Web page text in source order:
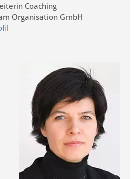
Coaching
Organisation GmbH